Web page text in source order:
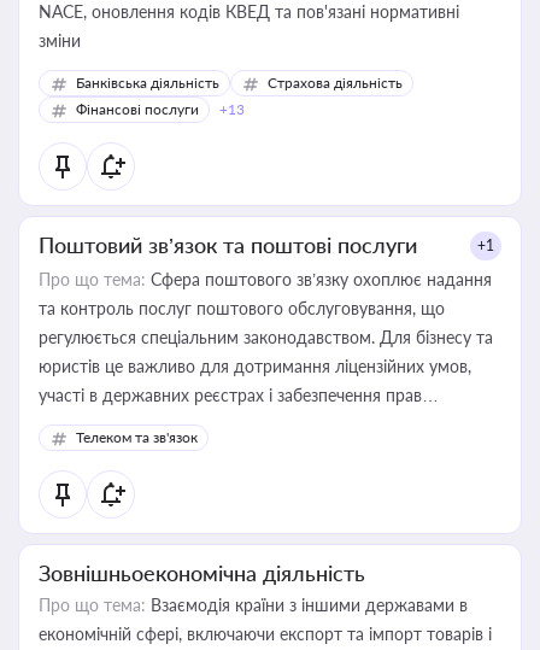
NACE, оновлення кодів КВЕД та пов'язані нормативні
зміни
Банківська діяльність
Страхова діяльність
Фінансові послуги
+13
Поштовий зв’язок та поштові послуги +1
Про що тема: Сфера поштового зв’язку охоплює надання
та контроль послуг поштового обслуговування, що
регулюється спеціальним законодавством. Для бізнесу та
юристів це важливо для дотримання ліцензійних умов,
участі в державних реєстрах і забезпечення прав
споживачів.
Телеком та зв'язок
Зовнішньоекономічна діяльність
Про що тема: Взаємодія країни з іншими державами в
економічній сфері, включаючи експорт та імпорт товарів і